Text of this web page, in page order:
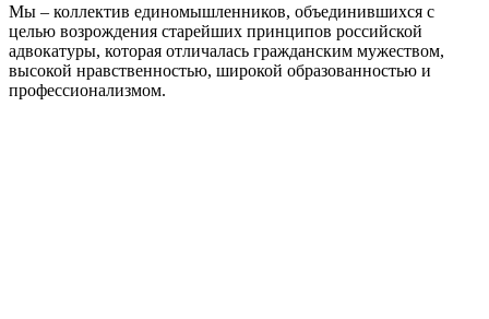
Мы – коллектив единомышленников, объединившихся с
целью возрождения старейших принципов российской
адвокатуры, которая отличалась гражданским мужеством,
высокой нравственностью, широкой образованностью и
профессионализмом.